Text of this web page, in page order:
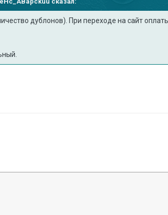
дублонов). При переходе на сайт